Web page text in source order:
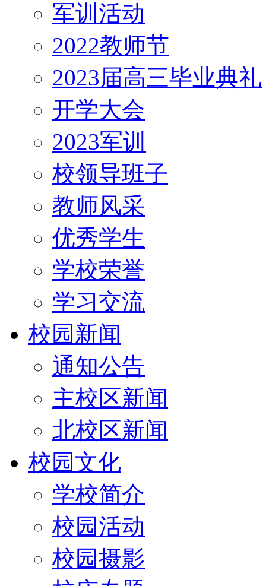
军训活动
2022教师节
2023届高三毕业典礼
开学大会
2023军训
校领导班子
教师风采
优秀学生
学校荣誉
学习交流
校园新闻
通知公告
主校区新闻
北校区新闻
校园文化
学校简介
校园活动
校园摄影